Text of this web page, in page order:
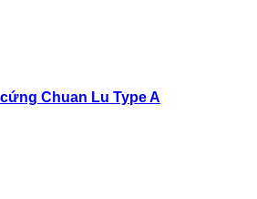
Chuan Lu Type A